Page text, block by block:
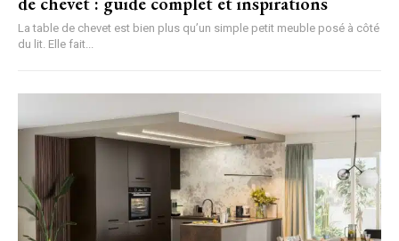
La table de chevet est bien plus qu’un simple petit meuble posé à côté
du lit. Elle fait...